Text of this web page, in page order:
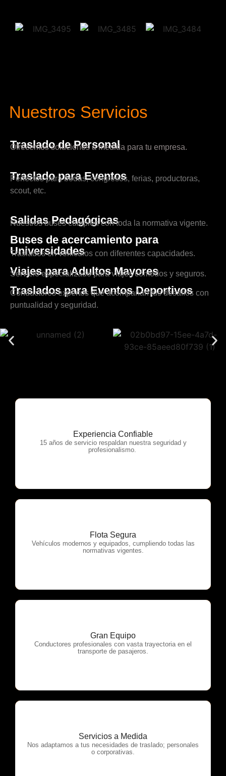
Nuestros Servicios
Traslado de Personal
Ofrecemos soluciones a medida para tu empresa.
Traslado para Eventos
Perfectos para bodas, congresos, ferias, productoras,
scout, etc.
Salidas Pedagógicas
Nuestros buses cumplen con toda la normativa vigente.
Buses de acercamiento para
Universidades
Traslados en vehículos con diferentes capacidades.
Viajes para Adultos Mayores
Servicio especializado para viajes cómodos y seguros.
Traslados para Eventos Deportivos
Conductores expertos que acompañan tus desafíos con
puntualidad y seguridad.
Experiencia Confiable
15 años de servicio respaldan nuestra seguridad y
profesionalismo.
OTP Servicios
Flota Segura
Vehículos modernos y equipados, cumpliendo todas las
normativas vigentes.
OTP Servicios
Gran Equipo
Conductores profesionales con vasta trayectoria en el
transporte de pasajeros.
OTP Servicios
Servicios a Medida
Nos adaptamos a tus necesidades de traslado; personales
o corporativas.
OTP Servicios